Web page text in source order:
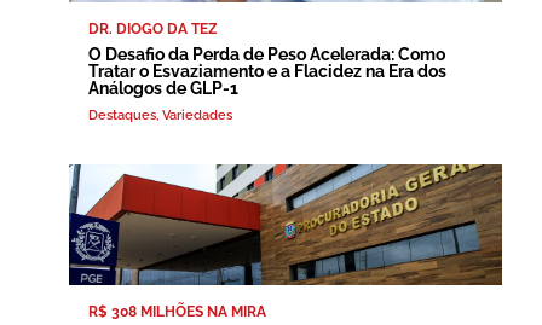
DR. DIOGO DA TEZ
O Desafio da Perda de Peso Acelerada: Como
Tratar o Esvaziamento e a Flacidez na Era dos
Análogos de GLP-1
Destaques, Variedades
R$ 308 MILHÕES NA MIRA